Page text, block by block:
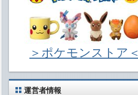
＞ポケモンストア＜
運営者情報